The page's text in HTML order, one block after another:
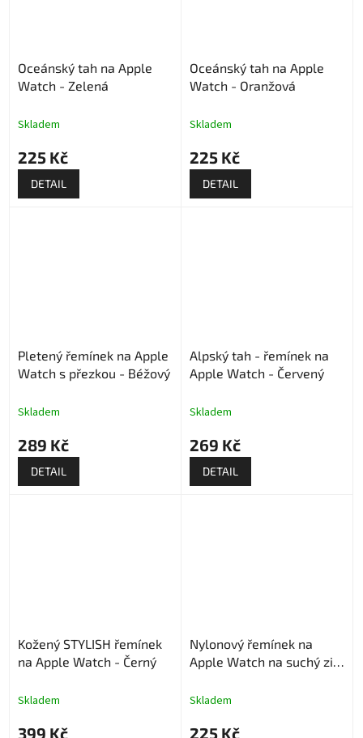
Oceánský tah na Apple
Watch - Zelená
Skladem
225 Kč
DETAIL
Oceánský tah na Apple
Watch - Oranžová
Skladem
225 Kč
DETAIL
Pletený řemínek na Apple
Watch s přezkou - Béžový
Skladem
289 Kč
DETAIL
Alpský tah - řemínek na
Apple Watch - Červený
Skladem
269 Kč
DETAIL
Kožený STYLISH řemínek
na Apple Watch - Černý
Skladem
399 Kč
Nylonový řemínek na
Apple Watch na suchý zip
Skladem
225 Kč